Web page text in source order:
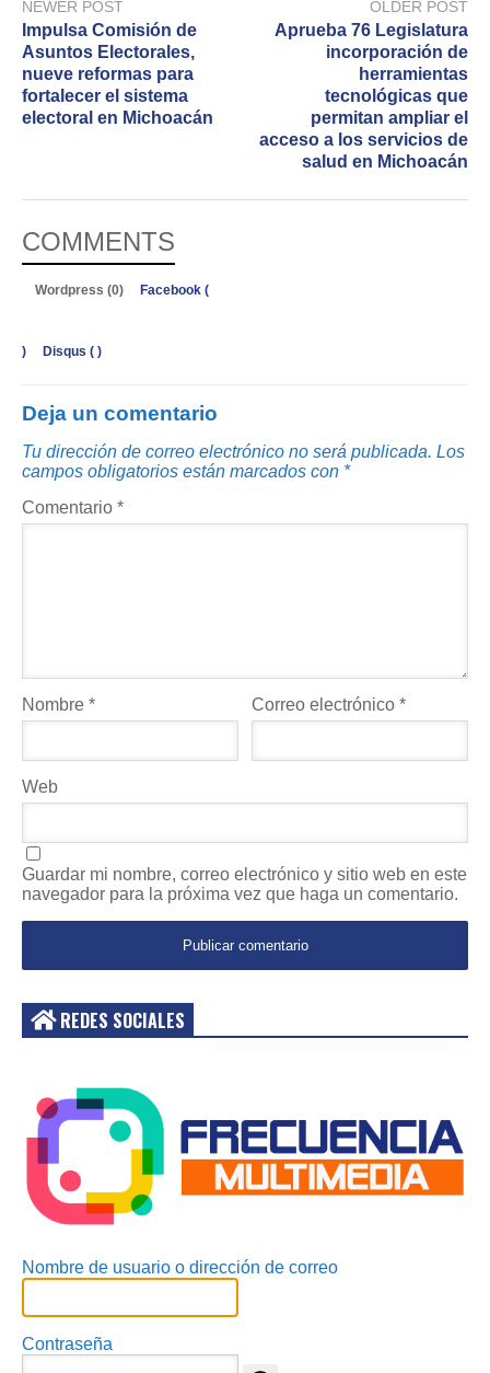
NEWER POST
Impulsa Comisión de
Asuntos Electorales,
nueve reformas para
fortalecer el sistema
electoral en Michoacán
OLDER POST
Aprueba 76 Legislatura
incorporación de
herramientas
tecnológicas que
permitan ampliar el
acceso a los servicios de
salud en Michoacán
COMMENTS
Wordpress (0) Facebook (
) Disqus ( )
Deja un comentario
Tu dirección de correo electrónico no será publicada. Los
campos obligatorios están marcados con *
Comentario *
Nombre * Correo electrónico*
Web
Guardar mi nombre, correo electrónico y sitio web en este
navegador para la próxima vez que haga un comentario.
REDES SOCIALES
Nombre de usuario o dirección de correo
Contraseña